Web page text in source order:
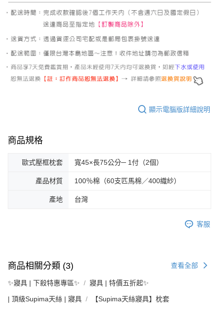
顯示電腦版詳細說明
商品規格
歐式壓框枕套 寬45×長75公分─ 1付（2個）
產品材質 100％棉（60支匹馬棉／400織紗）
產地 台灣
客服
商品相關分類 (3) 查看全部
✨寢具 | 下殺特惠專區✨ 寢具 | 特價五折起✨
| 頂級Supima天絲 | 寢具 【Supima天絲寢具】枕套